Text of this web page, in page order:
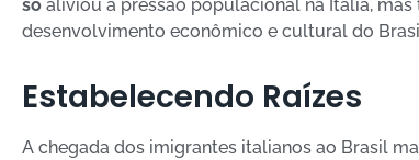
só aliviou a pressão populacional na Itália, mas
desenvolvimento econômico e cultural do
Estabelecendo Raízes
A chegada dos imigrantes italianos ao Brasil